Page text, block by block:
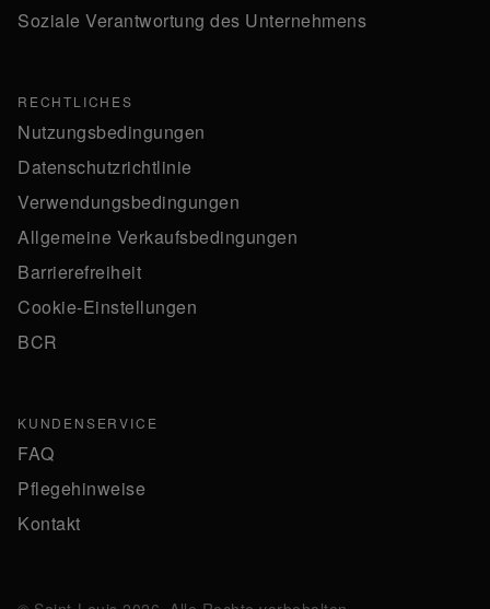
Soziale Verantwortung des Unternehmens
RECHTLICHES
Nutzungsbedingungen
Datenschutzrichtlinie
Verwendungsbedingungen
Allgemeine Verkaufsbedingungen
Barrierefreiheit
Cookie-Einstellungen
BCR
KUNDENSERVICE
FAQ
Pflegehinweise
Kontakt